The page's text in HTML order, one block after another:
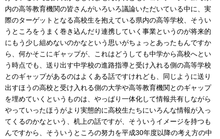
内の高等教育機関の皆さんがいろいろ議論いただいている中に、実
際のターゲットとなる高校生を抱えている県内の高等学校、そうい
うところをうまく巻き込んだり連携していく事業というのが将来的
にもう少し組めないのかなという思いがちょっとあったもんですか
ら、何かそこにギャップが、これはどうしても中学から高校へとい
う時点でも、送り出す中学校の進路指導と受け入れる側の高等学校
とのギャップがあるのはよくある話ですけれども、同じように送り
出すほうの高校と受け入れる側の大学や高等教育機関とのギャップ
を埋めていくというものは、やっぱり一体化して情報共有しながら
やっていったほうがより実態的に高校生たちにいろんな情報が入っ
てくるのかなという、机上の話ですが、そういうイメージを持つも
んですから、そういうところの努力を平成30年度以降の考え方の中